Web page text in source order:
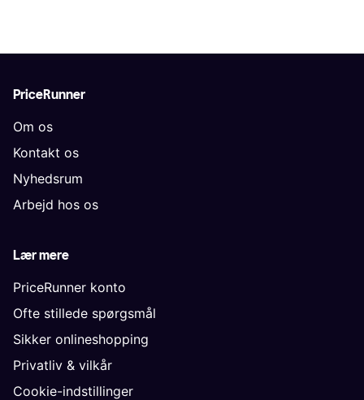
PriceRunner
Om os
Kontakt os
Nyhedsrum
Arbejd hos os
Lær mere
PriceRunner konto
Ofte stillede spørgsmål
Sikker onlineshopping
Privatliv & vilkår
Cookie-indstillinger